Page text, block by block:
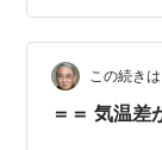
ずもらって下
温が一桁だっ
はないけど寒
この続き
＝＝ 気温差